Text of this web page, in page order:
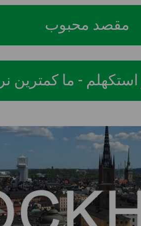
مقصد محبوب
- ما کمترین